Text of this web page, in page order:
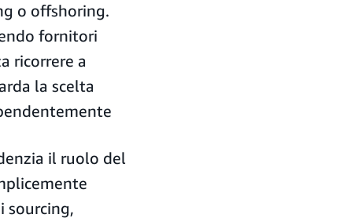
o offshoring.
fornitori
ricorrere a
la scelta
il ruolo del
sourcing,